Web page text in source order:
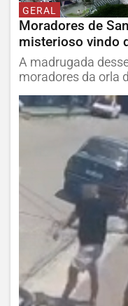
GERAL
Moradores de
misterioso vindo
A madrugada
moradores da orla